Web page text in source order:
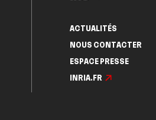
ACTUALITÉS
NOUS CONTACTER
ESPACE PRESSE
INRIA.FR